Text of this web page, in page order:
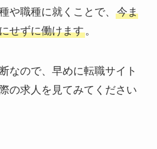
や職種に就くことで、 今ま
せずに働けます。
なので、早めに転職サイト
の求人を見てみてください